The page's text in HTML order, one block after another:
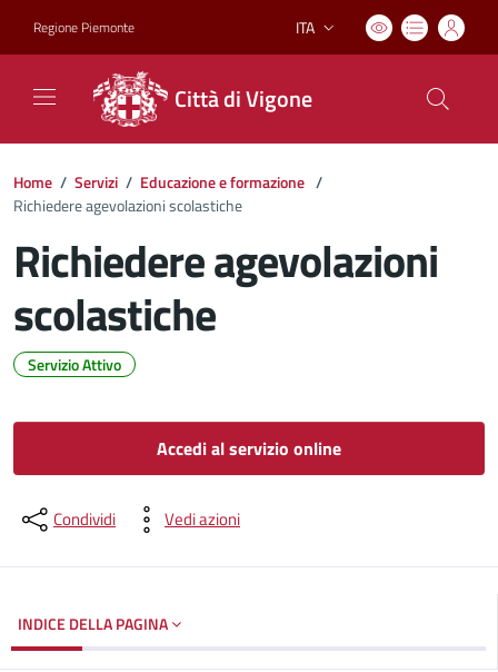
Regione Piemonte Lingua attiva:
ITA
Città di Vigone
Home / Servizi / Educazione e formazione /
Richiedere agevolazioni scolastiche
Richiedere agevolazioni
scolastiche
Servizio Attivo
Accedi al servizio online
Condividi Vedi azioni
INDICE DELLA PAGINA